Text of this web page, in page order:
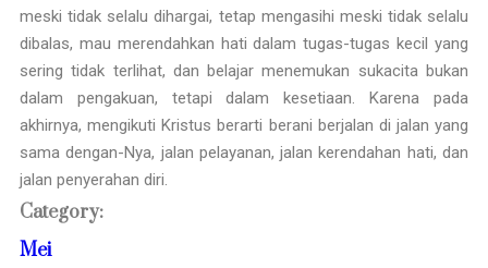
meski tidak selalu dihargai, tetap mengasihi meski tidak selalu
dibalas, mau merendahkan hati dalam tugas-tugas kecil yang
sering tidak terlihat, dan belajar menemukan sukacita bukan
dalam pengakuan, tetapi dalam kesetiaan. Karena pada
akhirnya, mengikuti Kristus berarti berani berjalan di jalan yang
sama dengan-Nya, jalan pelayanan, jalan kerendahan hati, dan
jalan penyerahan diri.
Category:
Mei